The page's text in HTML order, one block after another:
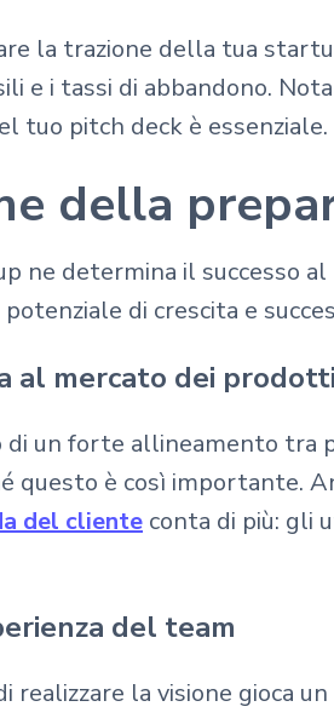
la trazione della tua
e i tassi di abbandono.
tuo pitch deck è essenziale.
della
ne determina il successo
di crescita e
al mercato dei prodotti
un forte allineamento tra
questo è così importante.
del cliente conta di più: gli
del team
realizzare la visione gioca